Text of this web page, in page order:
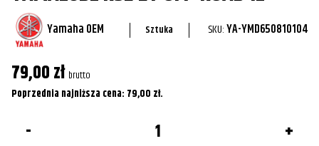
Yamaha OEM Sztuka SKU:YA-YMD650810104
79,00zł brutto
Poprzednia najniższa cena: 79,00 zł.